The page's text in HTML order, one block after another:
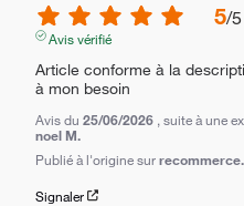
5/5
Avis vérifié
Article conforme à la
à mon besoin
Avis du 25/06/2026 , suite à une
noel M.
Publié à l'origine sur
Signaler